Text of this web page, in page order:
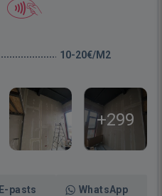
10-20€/M2
+299
E-pasts WhatsApp